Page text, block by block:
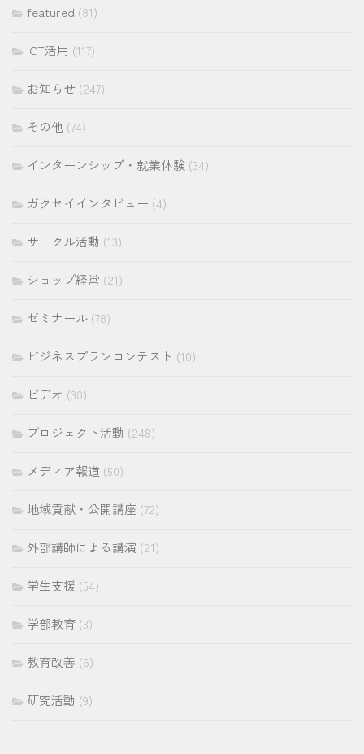
featured (81)
ICT活用 (117)
お知らせ (247)
その他 (74)
インターンシップ・就業体験 (34)
ガクセイインタビュー (4)
サークル活動 (13)
ショップ経営 (21)
ゼミナール (78)
ビジネスプランコンテスト (10)
ビデオ (30)
プロジェクト活動 (248)
メディア報道 (50)
地域貢献・公開講座 (72)
外部講師による講演 (21)
学生支援 (54)
学部教育 (3)
教育改善 (6)
研究活動 (9)